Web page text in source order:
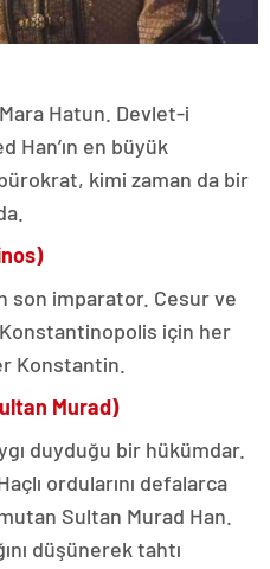
Hatun. Devlet-i
Han’ın en büyük
kimi zaman da bir
son imparator. Cesur ve
Konstantinopolis için her
Konstantin.
Murad)
duyduğu bir hükümdar.
ordularını defalarca
Sultan Murad Han.
düşünerek tahtı